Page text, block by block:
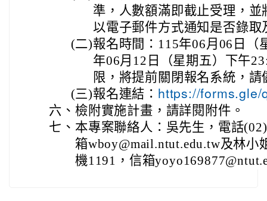
準，人數額滿即截止受理，
以電子郵件方式通知是否錄取
(二)報名時間：115年06月06日（
年06月12日（星期五）下午
限，將提前關閉報名系統，
(三)報名連結： https://forms.gle/
六、 檢附實施計畫，請詳閱附件。
七、 本專案聯絡人：吳先生，電話
箱wboy@mail.ntut.edu.tw及林小
機1191，信箱